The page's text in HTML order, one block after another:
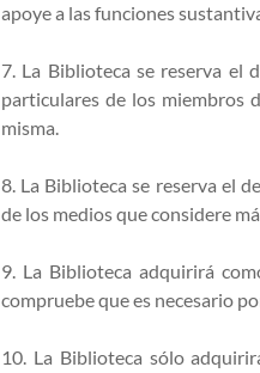
apoye a las funciones
7. La Biblioteca se reserva el
particulares de los miembros
misma.
8. La Biblioteca se reserva el
de los medios que considere
9. La Biblioteca adquirirá
compruebe que es necesario
10. La Biblioteca sólo